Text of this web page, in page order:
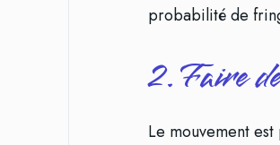
probabilité de
2. Faire
Le mouvement